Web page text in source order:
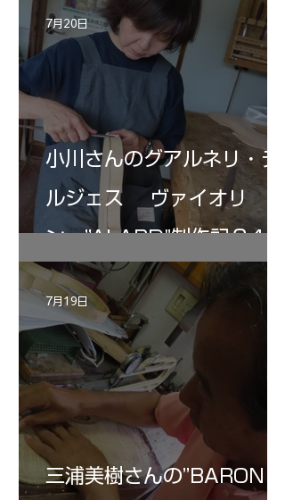
小川さんのグアルネリ・デ
ルジェス ヴァイオリ
ン ”ALARD"制作記３4
7月20日
三浦美樹さんの”BARON・
7月19日